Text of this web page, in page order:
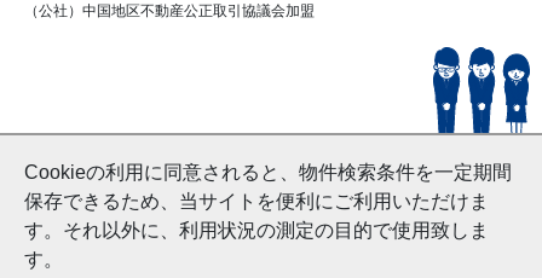
Cookieの利用に同意されると、物件検索条件を一定期間
保存できるため、当サイトを便利にご利用いただけま
す。それ以外に、利用状況の測定の目的で使用致しま
す。
（公社）中国地区不動産公正取引協議会加盟
© HouseDoYonago
and Nishinihon Home Co.ltd All Rights Reserved.